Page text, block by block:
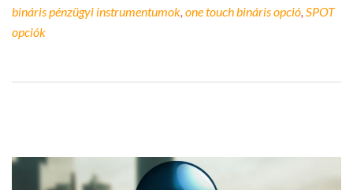
bináris pénzügyi instrumentumok, one touch bináris opció, SPOT
opciók